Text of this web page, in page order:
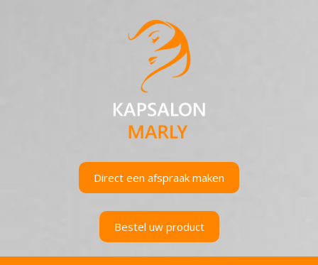
Direct een afspraak maken
Bestel uw product